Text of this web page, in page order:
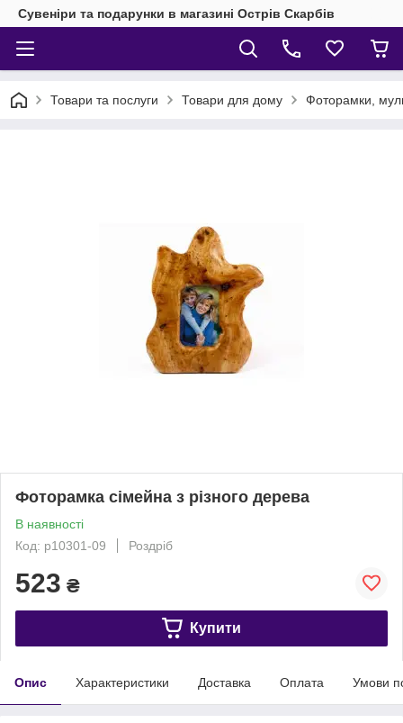
Сувеніри та подарунки в магазині Острів Скарбів
Товари та послуги Товари для дому Фоторамки,
Фоторамка сімейна з різного дерева
В наявності
Код: p10301-09
Роздріб
523 ₴
Купити
Опис Характеристики Доставка Оплата Умови